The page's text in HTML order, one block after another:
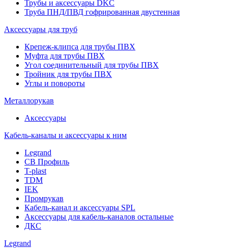
Трубы и аксессуары DKC
Труба ПНД/ПВД гофрированная двустенная
Аксессуары для труб
Крепеж-клипса для трубы ПВХ
Муфта для трубы ПВХ
Угол соединительный для трубы ПВХ
Тройник для трубы ПВХ
Углы и повороты
Металлорукав
Аксессуары
Кабель-каналы и аксессуары к ним
Legrand
СВ Профиль
T-plast
TDM
IEK
Промрукав
Кабель-канал и аксессуары SPL
Аксессуары для кабель-каналов остальные
ДКС
Legrand